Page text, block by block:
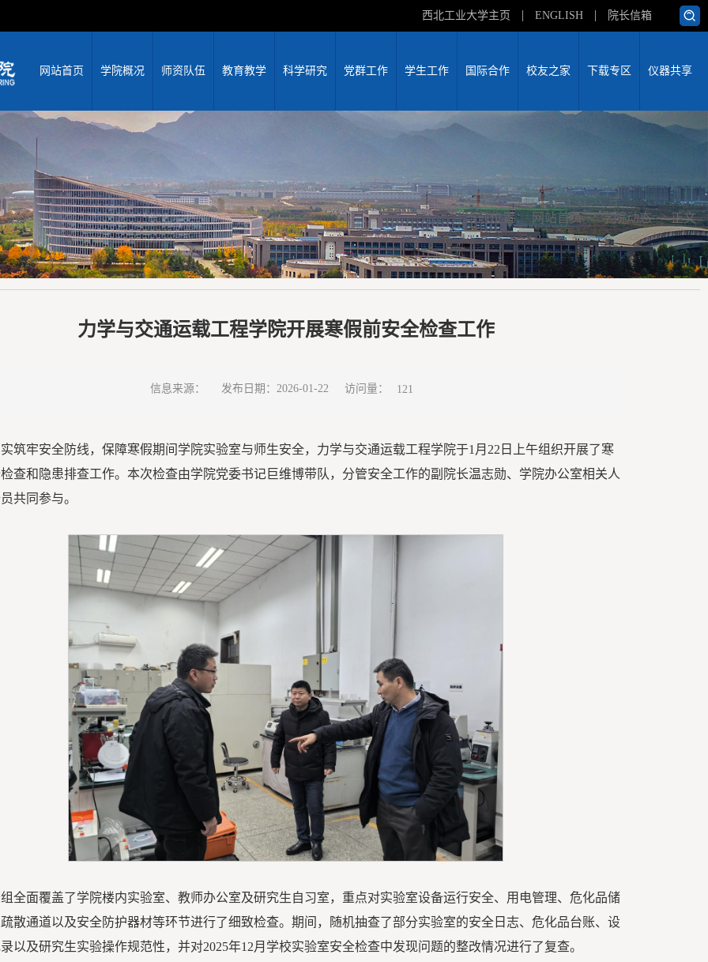
西北工业大学主页 ENGLISH 院长信箱
网站首页 学院概况 师资队伍 教育教学 科学研究 党群工作 学生工作 国际合作 校友之家 下载专区 仪器共享
当前位置： 网站首页 -> 学院动态 -> 正文
力学与交通运载工程学院开展寒假前安全检查工作
信息来源： 发布日期：2026-01-22 访问量： 121
筑牢安全防线，保障寒假期间学院实验室与师生安全，力学与交通运载工程学院于1月22日上午组织开展了寒
查和隐患排查工作。本次检查由学院党委书记巨维博带队，分管安全工作的副院长温志勋、学院办公室相关人
共同参与。
全面覆盖了学院楼内实验室、教师办公室及研究生自习室，重点对实验室设备运行安全、用电管理、危化品储
散通道以及安全防护器材等环节进行了细致检查。期间，随机抽查了部分实验室的安全日志、危化品台账、设
以及研究生实验操作规范性，并对2025年12月学校实验室安全检查中发现问题的整改情况进行了复查。